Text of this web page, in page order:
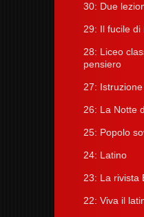
30: Due
29: Il fucile di
28: Liceo
pensiero
27:
26: La Notte
25: Popolo
24: Latino
23: La rivista
22: Viva il